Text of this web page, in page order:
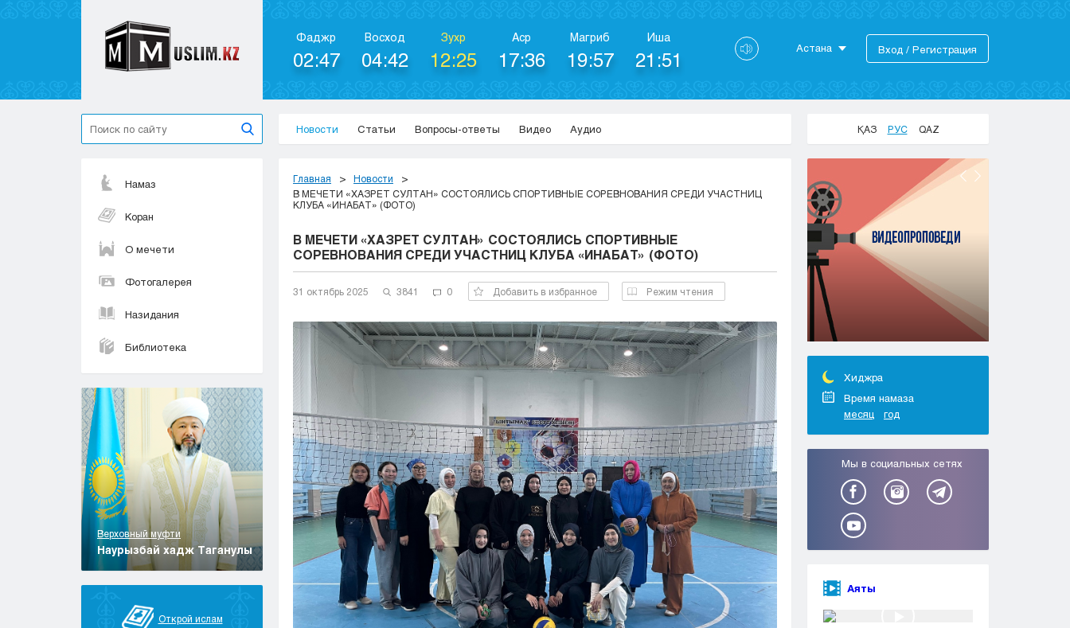
Фаджр
02:47
Восход
04:42
Зухр
12:25
Аср
17:36
Магриб
19:57
Иша
21:51 Астана
Актобе
Жезказган
Караганда
Кокшетау
Костанай
Кызылорда
Павлодар
Петропавловск
Талдыкорган
Тараз
Туркестан
Усть-Каменогорск
Шымкент
Вход / Регистрация
Новости Статьи Вопросы-ответы Видео Аудио ҚАЗ РУС QAZ
Намаз
Коран
О мечети
Фотогалерея
Назидания
Библиотека
Верховный муфти
Наурызбай хадж Таганулы
Открой ислам
Главная
Новости
В МЕЧЕТИ «ХАЗРЕТ СУЛТАН» СОСТОЯЛИСЬ СПОРТИВНЫЕ СОРЕВНОВАНИЯ СРЕДИ УЧАСТНИЦ
КЛУБА «ИНАБАТ» (ФОТО)
В МЕЧЕТИ «ХАЗРЕТ СУЛТАН» СОСТОЯЛИСЬ СПОРТИВНЫЕ
СОРЕВНОВАНИЯ СРЕДИ УЧАСТНИЦ КЛУБА «ИНАБАТ» (ФОТО)
31 октябрь 2025 3841 0 Добавить в избранное Режим чтения
Хиджра
Время намаза
месяц
год
Мы в социальных сетях
Аяты